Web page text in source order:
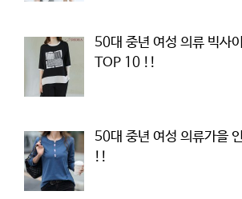
50대 중년 여성 의류 빅사
TOP 10 !!
50대 중년 여성 의류가을
!!